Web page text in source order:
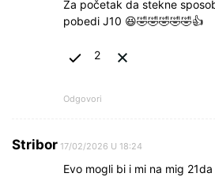
Za početak da stekne
pobedi J10 😆🤣🤣🤣🤣🤣👍
2
Odgovori
Stribor 17/02/2026 U 18:24
Evo mogli bi i mi na mig